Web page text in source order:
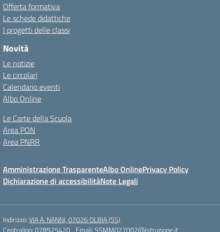
Offerta formativa
Le schede didattiche
I progetti delle classi
Novità
Le notizie
Le circolari
Calendario eventi
Albo Online
Le Carte della Scuola
Area PON
Area PNRR
Amministrazione TrasparenteAlbo OnlinePrivacy Policy
Dichiarazione di accessibilitàNote Legali
Indirizzo:VIA A. NANNI, 07026 OLBIA (SS)
Centralino:078925420 Email:SSMM027002@istruzione.it